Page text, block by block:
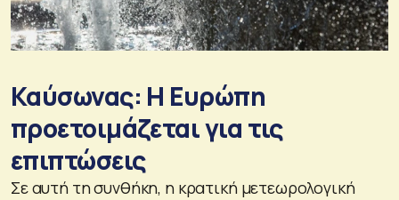
Καύσωνας: Η Ευρώπη
προετοιμάζεται για τις
επιπτώσεις
Σε αυτή τη συνθήκη, η κρατική μετεωρολογική